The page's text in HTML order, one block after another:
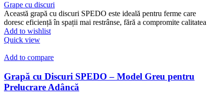
Grape cu discuri
Această grapă cu discuri SPEDO este ideală pentru ferme care
doresc eficiență în spații mai restrânse, fără a compromite calitatea
Add to wishlist
Quick view
Add to compare
Grapă cu Discuri SPEDO – Model Greu pentru
Prelucrare Adâncă